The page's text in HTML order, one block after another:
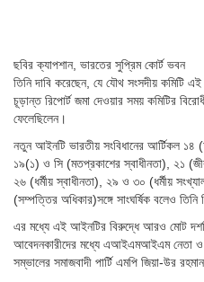
ছবির ক্যাপশান, ভারতের সুপ্রিম কোর্ট ভবন
তিনি দাবি করেছেন, যে যৌথ সংসদীয় কমিটি
চূড়ান্ত রিপোর্ট জমা দেওয়ার সময় কমিটির
ফেলেছিলেন।
নতুন আইনটি ভারতীয় সংবিধানের আর্টিকল ১৪
১৯(১) ও সি (মতপ্রকাশের স্বাধীনতা), ২১
২৬ (ধর্মীয় স্বাধীনতা), ২৯ ও ৩০ (ধর্মীয়
(সম্পত্তির অধিকার)সঙ্গে সাংঘর্ষিক বলেও
এর মধ্যে এই আইনটির বিরুদ্ধে আরও মোট
আবেদনকারীদের মধ্যে এআইএমআইএম নেতা ও
সম্ভালের সমাজবাদী পার্টি এমপি জিয়া-উর